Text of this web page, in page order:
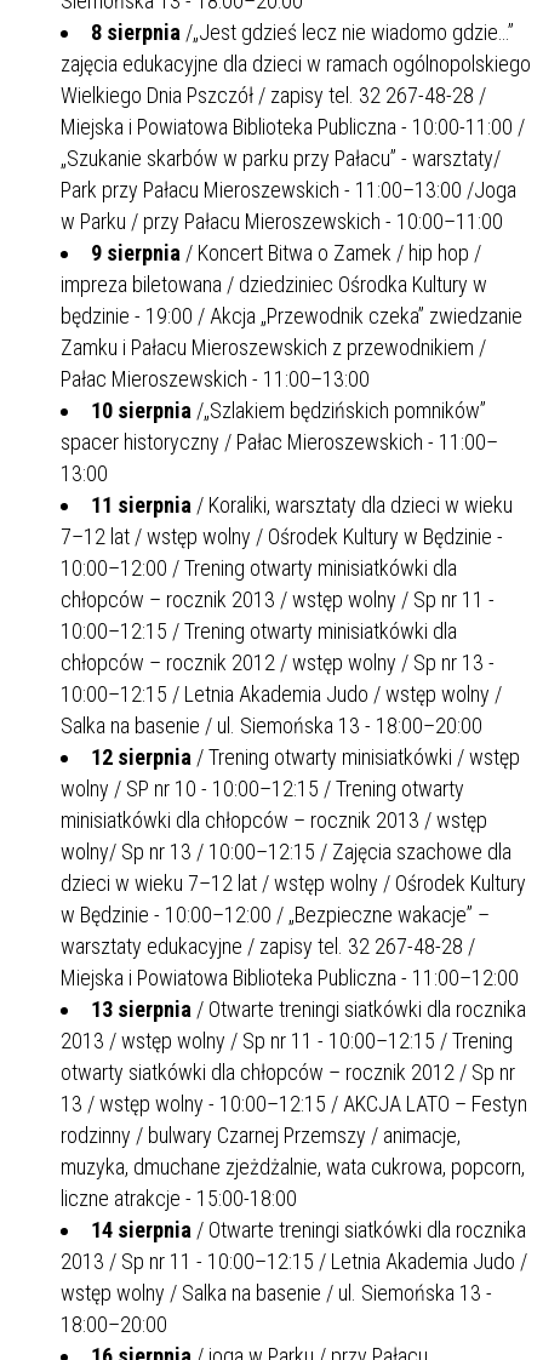
8 sierpnia /„Jest gdzieś lecz nie wiadomo gdzie…”
zajęcia edukacyjne dla dzieci w ramach ogólnopolskiego
Wielkiego Dnia Pszczół / zapisy tel. 32 267-48-28 /
Miejska i Powiatowa Biblioteka Publiczna - 10:00-11:00 /
„Szukanie skarbów w parku przy Pałacu” - warsztaty/
Park przy Pałacu Mieroszewskich - 11:00–13:00 /Joga
w Parku / przy Pałacu Mieroszewskich - 10:00–11:00
9 sierpnia / Koncert Bitwa o Zamek / hip hop /
impreza biletowana / dziedziniec Ośrodka Kultury w
będzinie - 19:00 / Akcja „Przewodnik czeka” zwiedzanie
Zamku i Pałacu Mieroszewskich z przewodnikiem /
Pałac Mieroszewskich - 11:00–13:00
10 sierpnia /„Szlakiem będzińskich pomników”
spacer historyczny / Pałac Mieroszewskich - 11:00–
13:00
11 sierpnia / Koraliki, warsztaty dla dzieci w wieku
7–12 lat / wstęp wolny / Ośrodek Kultury w Będzinie -
10:00–12:00 / Trening otwarty minisiatkówki dla
chłopców – rocznik 2013 / wstęp wolny / Sp nr 11 -
10:00–12:15 / Trening otwarty minisiatkówki dla
chłopców – rocznik 2012 / wstęp wolny / Sp nr 13 -
10:00–12:15 / Letnia Akademia Judo / wstęp wolny /
Salka na basenie / ul. Siemońska 13 - 18:00–20:00
12 sierpnia / Trening otwarty minisiatkówki / wstęp
wolny / SP nr 10 - 10:00–12:15 / Trening otwarty
minisiatkówki dla chłopców – rocznik 2013 / wstęp
wolny/ Sp nr 13 / 10:00–12:15 / Zajęcia szachowe dla
dzieci w wieku 7–12 lat / wstęp wolny / Ośrodek Kultury
w Będzinie - 10:00–12:00 / „Bezpieczne wakacje” –
warsztaty edukacyjne / zapisy tel. 32 267-48-28 /
Miejska i Powiatowa Biblioteka Publiczna - 11:00–12:00
13 sierpnia / Otwarte treningi siatkówki dla rocznika
2013 / wstęp wolny / Sp nr 11 - 10:00–12:15 / Trening
otwarty siatkówki dla chłopców – rocznik 2012 / Sp nr
13 / wstęp wolny - 10:00–12:15 / AKCJA LATO – Festyn
rodzinny / bulwary Czarnej Przemszy / animacje,
muzyka, dmuchane zjeżdżalnie, wata cukrowa, popcorn,
liczne atrakcje - 15:00-18:00
14 sierpnia / Otwarte treningi siatkówki dla rocznika
2013 / Sp nr 11 - 10:00–12:15 / Letnia Akademia Judo /
wstęp wolny / Salka na basenie / ul. Siemońska 13 -
18:00–20:00